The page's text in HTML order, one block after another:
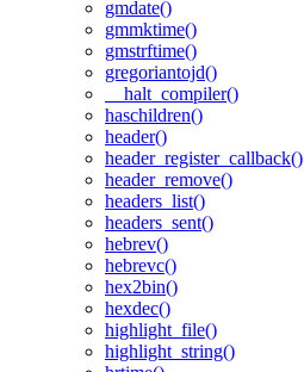
gmdate()
gmmktime()
gmstrftime()
gregoriantojd()
__halt_compiler()
haschildren()
header()
header_register_callback()
header_remove()
headers_list()
headers_sent()
hebrev()
hebrevc()
hex2bin()
hexdec()
highlight_file()
highlight_string()